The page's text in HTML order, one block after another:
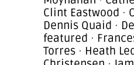
Clint Eastwood ·
Dennis Quaid ·
featured ·
Torres · Heath